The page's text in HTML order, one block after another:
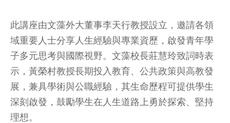
此講座由文藻外大董事李天行教授設立，邀請各領
域重要人士分享人生經驗與專業資歷，啟發青年學
子多元思考與國際視野。文藻校長莊慧玲致詞時表
示，黃榮村教授長期投入教育、公共政策與高教發
展，兼具學術與公職經驗，其生命歷程可提供學生
深刻啟發，鼓勵學生在人生道路上勇於探索、堅持
理想。